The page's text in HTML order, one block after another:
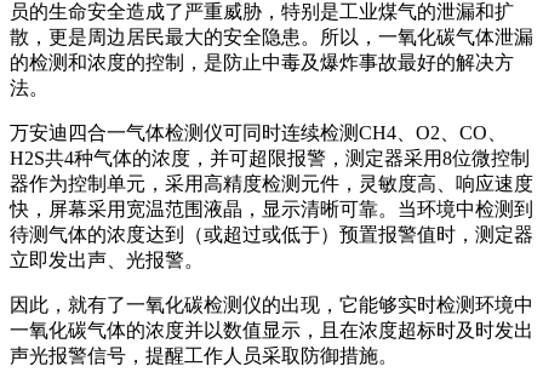
员的生命安全造成了严重威胁，特别是工业煤气的泄漏和扩
散，更是周边居民最大的安全隐患。所以，一氧化碳气体泄漏
的检测和浓度的控制，是防止中毒及爆炸事故最好的解决方
法。
万安迪四合一气体检测仪可同时连续检测CH4、O2、CO、
H2S共4种气体的浓度，并可超限报警，测定器采用8位微控制
器作为控制单元，采用高精度检测元件，灵敏度高、响应速度
快，屏幕采用宽温范围液晶，显示清晰可靠。当环境中检测到
待测气体的浓度达到（或超过或低于）预置报警值时，测定器
立即发出声、光报警。
因此，就有了一氧化碳检测仪的出现，它能够实时检测环境中
一氧化碳气体的浓度并以数值显示，且在浓度超标时及时发出
声光报警信号，提醒工作人员采取防御措施。